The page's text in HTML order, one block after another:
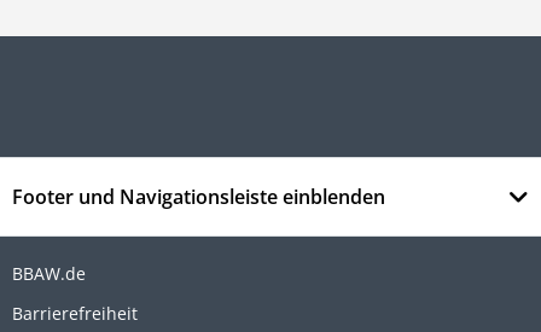
Footer und Navigationsleiste einblenden
BBAW.de
Barrierefreiheit